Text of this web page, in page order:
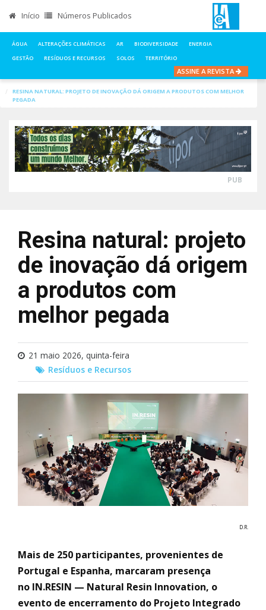
Início Números Publicados
ÁGUA ALTERAÇÕES CLIMÁTICAS AR BIODIVERSIDADE
ENERGIA
GESTÃO
RESÍDUOS E RECURSOS SOLOS TERRITÓRIO
ASSINE A REVISTA
RESINA NATURAL: PROJETO DE INOVAÇÃO DÁ ORIGEM A PRODUTOS COM MELHOR
PEGADA
PUB
Resina natural: projeto
de inovação dá origem
a produtos com
melhor pegada
21 maio 2026, quinta-feira
Resíduos e Recursos
D.R.
Mais de 250 participantes, provenientes de
Portugal e Espanha, marcaram presença
no IN.RESIN — Natural Resin Innovation, o
evento de encerramento do Projeto Integrado